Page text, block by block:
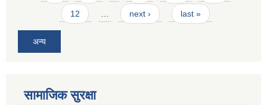
12 … next › last »
अन्य
सामाजिक सुरक्षा